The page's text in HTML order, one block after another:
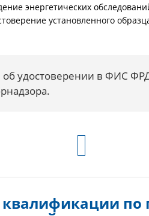
энергетических
установленного
об удостоверении в ФИС
по